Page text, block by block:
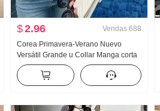
$2.96 Vendas 688
Corea Primavera-Verano Nuevo
Versátil Grande u Collar Manga corta
Camiseta Mujer Color sólido Ajustado
Sexy Corte bajo Camiseta Interior Top